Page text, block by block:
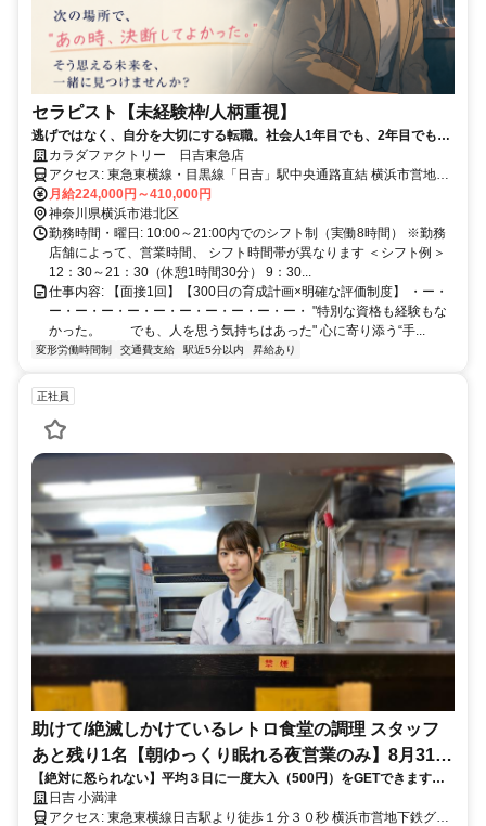
セラピスト【未経験枠/人柄重視】
逃げではなく、自分を大切にする転職。社会人1年目でも、2年目でも、
キャリアは選び直せる。
カラダファクトリー 日吉東急店
アクセス: 東急東横線・目黒線「日吉」駅中央通路直結 横浜市営地下
鉄グリーンライン「日吉」駅中央通路直結
月給224,000円～410,000円
神奈川県横浜市港北区
勤務時間・曜日: 10:00～21:00内でのシフト制（実働8時間） ※勤務
店舗によって、営業時間、 シフト時間帯が異なります ＜シフト例＞
12：30～21：30（休憩1時間30分） 9：30...
仕事内容: 【面接1回】【300日の育成計画×明確な評価制度】 ・ー・
ー・ー・ー・ー・ー・ー・ー・ー・ー・ー・ "特別な資格も経験もな
かった。 でも、人を思う気持ちはあった" 心に寄り添う“手...
変形労働時間制 交通費支給 駅近5分以内 昇給あり
正社員
助けて/絶滅しかけているレトロ食堂の調理 スタッフ
あと残り1名【朝ゆっくり眠れる夜営業のみ】8月31日
締切 決まり次第掲載終了 調理師・シェフ
【絶対に怒られない】平均３日に一度大入（500円）をGETできます。
駅1分・昼から出勤OK・厨房内冷房有・髪型 髪色自由・各種保険有・
職場の平均年齢（26.5才）・日定休
日吉 小満津
アクセス: 東急東横線日吉駅より徒歩１分３０秒 横浜市営地下鉄グリ